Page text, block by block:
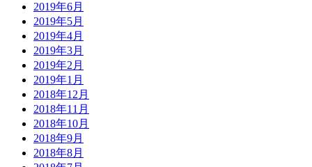
2019年6月
2019年5月
2019年4月
2019年3月
2019年2月
2019年1月
2018年12月
2018年11月
2018年10月
2018年9月
2018年8月